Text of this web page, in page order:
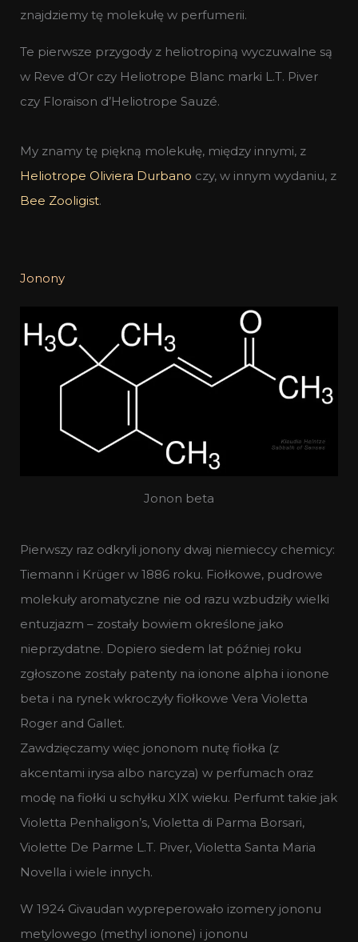
znajdziemy tę molekułę w perfumerii.
Te pierwsze przygody z heliotropiną wyczuwalne są
w Reve d’Or czy Heliotrope Blanc marki L.T. Piver
czy Floraison d’Heliotrope Sauzé.
My znamy tę piękną molekułę, między innymi, z
Heliotrope Oliviera Durbano czy, w innym wydaniu, z
Bee Zooligist.
Jonony
Jonon beta
Pierwszy raz odkryli jonony dwaj niemieccy chemicy:
Tiemann i Krüger w 1886 roku. Fiołkowe, pudrowe
molekuły aromatyczne nie od razu wzbudziły wielki
entuzjazm – zostały bowiem określone jako
nieprzydatne. Dopiero siedem lat później roku
zgłoszone zostały patenty na ionone alpha i ionone
beta i na rynek wkroczyły fiołkowe Vera Violetta
Roger and Gallet.
Zawdzięczamy więc jononom nutę fiołka (z
akcentami irysa albo narcyza) w perfumach oraz
modę na fiołki u schyłku XIX wieku. Perfumt takie jak
Violetta Penhaligon’s, Violetta di Parma Borsari,
Violette De Parme L.T. Piver, Violetta Santa Maria
Novella i wiele innych.
W 1924 Givaudan wypreperowało izomery jononu
metylowego (methyl ionone) i jononu